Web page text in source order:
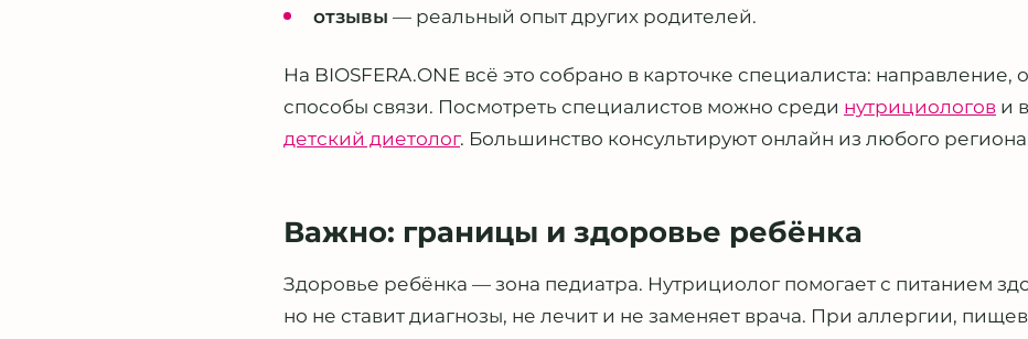
отзывы — реальный опыт других родителей.
На BIOSFERA.ONE всё это собрано в карточке специалиста: направление,
способы связи. Посмотреть специалистов можно среди нутрициологов и
детский диетолог. Большинство консультируют онлайн из любого
Важно: границы и здоровье ребёнка
Здоровье ребёнка — зона педиатра. Нутрициолог помогает с питанием
но не ставит диагнозы, не лечит и не заменяет врача. При аллергии,